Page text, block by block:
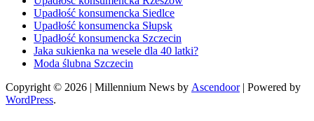
Upadłość konsumencka Siedlce
Upadłość konsumencka Słupsk
Upadłość konsumencka Szczecin
Jaka sukienka na wesele dla 40 latki?
Moda ślubna Szczecin
Copyright © 2026 | Millennium News by Ascendoor| Powered by
WordPress.